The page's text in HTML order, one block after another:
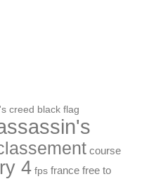
creed black flag
course
4 fps france free to